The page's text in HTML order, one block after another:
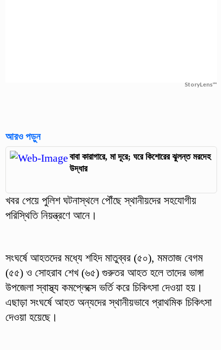
StoryLens™
আরও পড়ুন
বাবা কারাগারে, মা দূরে; ঘরে কিশোরের ঝুলন্ত মরদেহ
উদ্ধার
খবর পেয়ে পুলিশ ঘটনাস্থলে পৌঁছে স্থানীয়দের সহযোগীয়
পরিস্থিতি নিয়ন্ত্রণে আনে।
সংঘর্ষে আহতদের মধ্যে শহিদ মাতুব্বর (৫০), মমতাজ বেগম
(৫৫) ও সোহরাব শেখ (৬৫) গুরুতর আহত হলে তাদের ভাঙ্গা
উপজেলা স্বাস্থ্য কমপ্লেক্সে ভর্তি করে চিকিৎসা দেওয়া হয়।
এছাড়া সংঘর্ষে আহত অন্যদের স্থানীয়ভাবে প্রাথমিক চিকিৎসা
দেওয়া হয়েছে।